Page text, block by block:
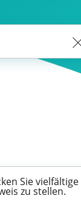
Sie
zu stellen.